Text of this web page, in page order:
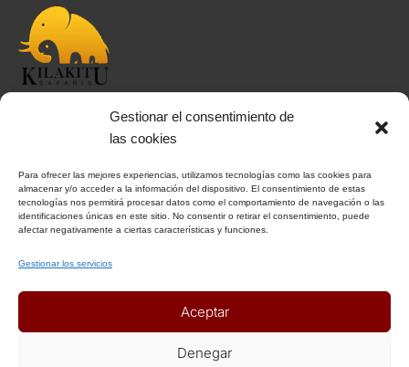
Gestionar el consentimiento de
las cookies
Para ofrecer las mejores experiencias, utilizamos tecnologías como las cookies para
almacenar y/o acceder a la información del dispositivo. El consentimiento de estas
tecnologías nos permitirá procesar datos como el comportamiento de navegación o las
identificaciones únicas en este sitio. No consentir o retirar el consentimiento, puede
afectar negativamente a ciertas características y funciones.
Gestionar los servicios
Aceptar
Denegar
INFORMACIÓN
Aviso Legal
Política de Privacidad
Política de Cookies
ENLACES DE INTERÉS